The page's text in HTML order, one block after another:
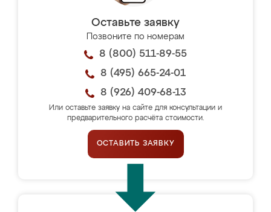
Оставьте заявку
Позвоните по номерам
8 (800) 511-89-55
8 (495) 665-24-01
8 (926) 409-68-13
Или оставьте заявку на сайте для консультации и
предварительного расчёта стоимости.
ОСТАВИТЬ ЗАЯВКУ